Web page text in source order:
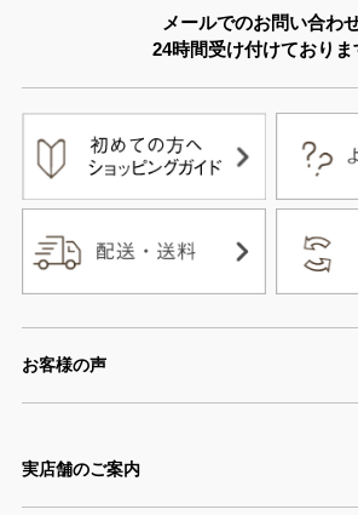
メールでのお問い合わ
24時間受け付けておりま
お客様の声
実店舗のご案内